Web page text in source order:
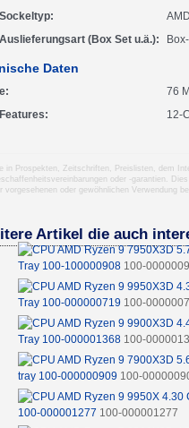
(Box Set u.ä.)
Daten
76
12-
in Prospekten, Zeitschriften, Preislisten, dem
oder -garantien.
vorgesehenen oder gewöhnlichen Verwendung
Artikel die auch
Tray 100-100000908 100-
Tray 100-000000719 100-
Tray 100-000001368 100-
tray 100-000000909 100-
100-000001277 100-000001277